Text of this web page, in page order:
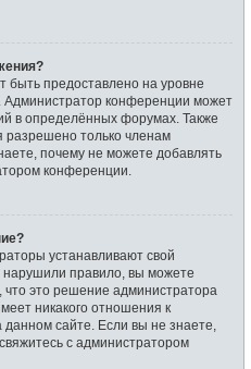
предоставлено на уровне
Администратор конференции может
в определённых форумах. Также
разрешено только членам
почему не можете добавлять
конференции.
устанавливают свой
нарушили правило, вы можете
это решение администратора
никакого отношения к
сайте. Если вы не знаете,
с администратором